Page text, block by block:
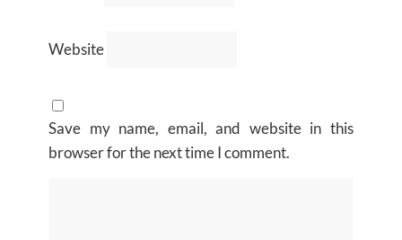
Website
Save my name, email, and website in this
browser for the next time I comment.